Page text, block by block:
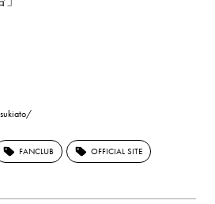
FANCLUB OFFICIAL SITE